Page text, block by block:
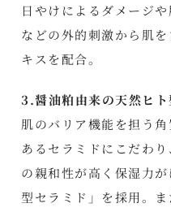
日やけによるダメージ
などの外的刺激から肌
キスを配合。
3.醤油粕由来の天然ヒ
肌のバリア機能を担う
あるセラミドにこだわ
の親和性が高く保湿力
型セラミド」を採用。